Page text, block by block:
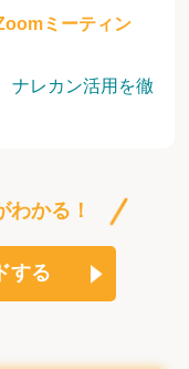
ミーティン
ナレカン活用を徹
わかる！
する